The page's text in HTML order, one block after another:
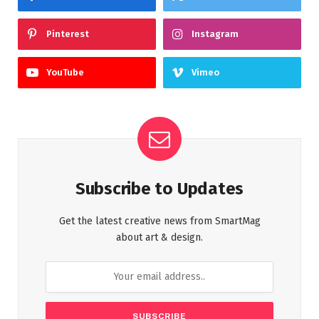
Pinterest Instagram
YouTube Vimeo
Subscribe to Updates
Get the latest creative news from SmartMag
about art & design.